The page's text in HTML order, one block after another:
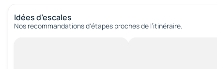
Idées d’escales
Nos recommandations d'étapes proches de l’itinéraire.